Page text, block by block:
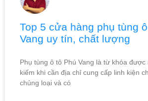
Top 5 cửa hàng phụ tùng
Vang uy tín, chất lượng
Phụ tùng ô tô Phú Vang là từ khóa được
kiếm khi cần địa chỉ cung cấp linh kiện
chủng loại và có